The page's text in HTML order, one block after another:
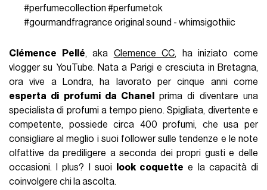
#perfumecollection #perfumetok
#gourmandfragrance original sound - whimsigothiic
Clémence Pellé, aka Clemence CC, ha iniziato come
vlogger su YouTube. Nata a Parigi e cresciuta in Bretagna,
ora vive a Londra, ha lavorato per cinque anni come
esperta di profumi da Chanel
prima di diventare una
specialista di profumi a tempo pieno. Spigliata, divertente e
competente, possiede circa 400 profumi, che usa per
consigliare al meglio i suoi follower sulle tendenze e le note
olfattive da prediligere a seconda dei propri gusti e delle
occasioni. I plus? I suoi
look coquette e la capacità di
coinvolgere chi la ascolta.